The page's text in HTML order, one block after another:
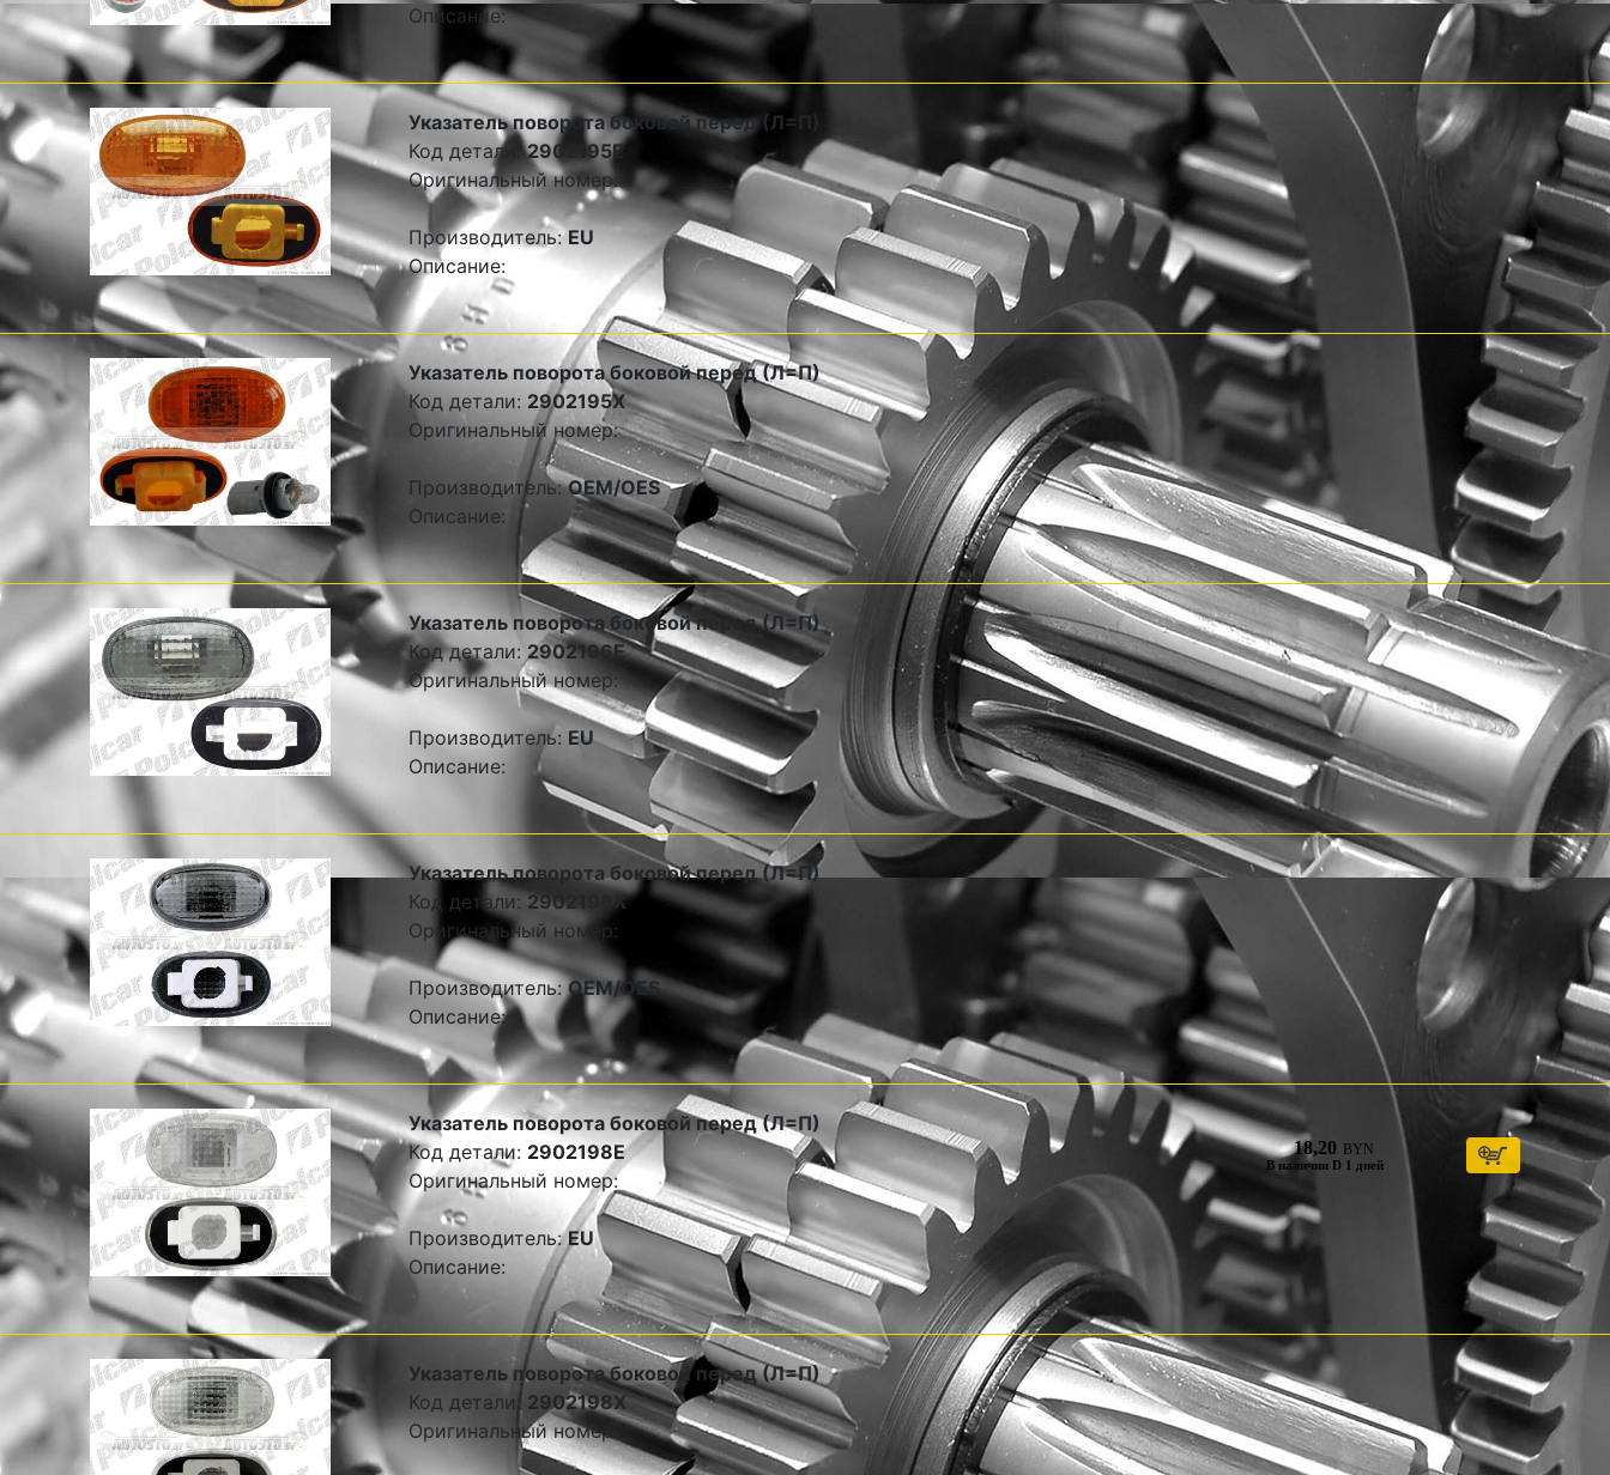
Описание:
Указатель поворота боковой перед (Л=П)
Код детали:2902195E
Оригинальный номер:
Производитель: EU
Описание:
Указатель поворота боковой перед (Л=П)
Код детали: 2902195X
Оригинальный номер:
Производитель:OEM/OES
Описание:
Указатель поворота боковой перед (Л=П)
Код детали:2902196E
Оригинальный номер:
Производитель: EU
Описание:
Указатель поворота боковой перед (Л=П)
Код детали: 2902196X
Оригинальный номер:
Производитель: OEM/OES
Описание:
Указатель поворота боковой перед (Л=П)
Код детали: 2902198E
Оригинальный номер:
Производитель:EU
Описание:
В наличии D 1 дней
18,20 BYN
Указатель поворота боковой перед (Л=П)
Код детали: 2902198X
Оригинальный номер: